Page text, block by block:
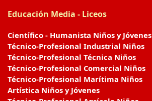
Educación Media - Liceos
Científico - Humanista Niños y Jóvenes
Técnico-Profesional Industrial Niños
Técnico-Profesional Técnica Niños
Técnico-Profesional Comercial Niños
Técnico-Profesional Marítima Niños
Artística Niños y Jóvenes